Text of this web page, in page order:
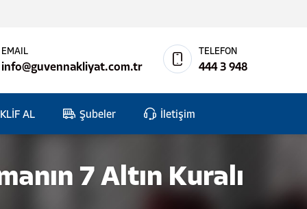
EMAIL
info@guvennakliyat.com.tr
TELEFON
444 3 948
AL Şubeler İletişim
7 Altın Kuralı